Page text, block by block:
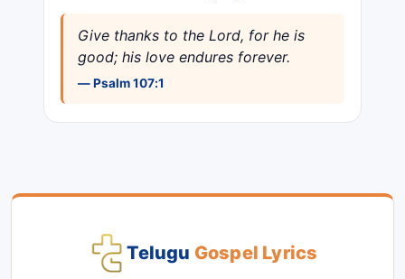
Give thanks to the Lord, for he is
good; his love endures forever.
— Psalm 107:1
Telugu Gospel Lyrics